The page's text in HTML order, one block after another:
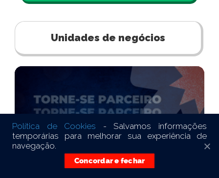
Unidades de negócios
Política de Cookies - Salvamos informações
temporárias para melhorar sua experiência de
navegação.
Concordar e fechar